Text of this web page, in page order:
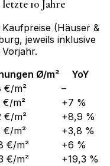
10 Jahre
(Häuser &
, jeweils inklusive
Ø/m²
YoY
€/m²
–
€/m²
+7 %
€/m²
+8,9 %
€/m²
+3,8 %
€/m²
+6 %
€/m²
+19,3 %